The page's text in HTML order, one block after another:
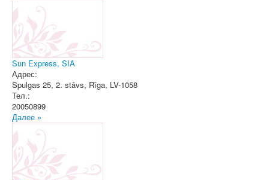
Sun Express, SIA
Адрес:
Spulgas 25, 2. stāvs, Rīga, LV-1058
Тел.:
20050899
Далее »